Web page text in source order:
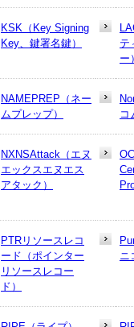
KSK（Key Signing
Key、鍵署名鍵）
テ
ー
NAMEPREP（ネー
ムプレップ）
コ
NXNSAttack（エヌ
エックスエヌエス
アタック）
PTRリソースレコ
ード（ポインター
リソースレコー
ド）
ニ